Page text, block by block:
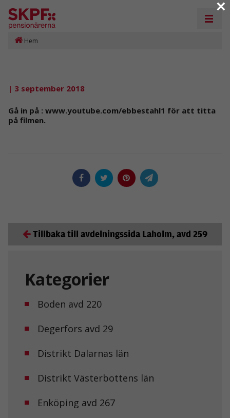
Hem
Tillbaka till avdelningssida Laholm, avd 259
Kategorier
Boden avd 220
Degerfors avd 29
Distrikt Dalarnas län
Distrikt Västerbottens län
Enköping avd 267
| 3 september 2018
Gå in på : www.youtube.com/ebbestahl1 för att titta
på filmen.
×